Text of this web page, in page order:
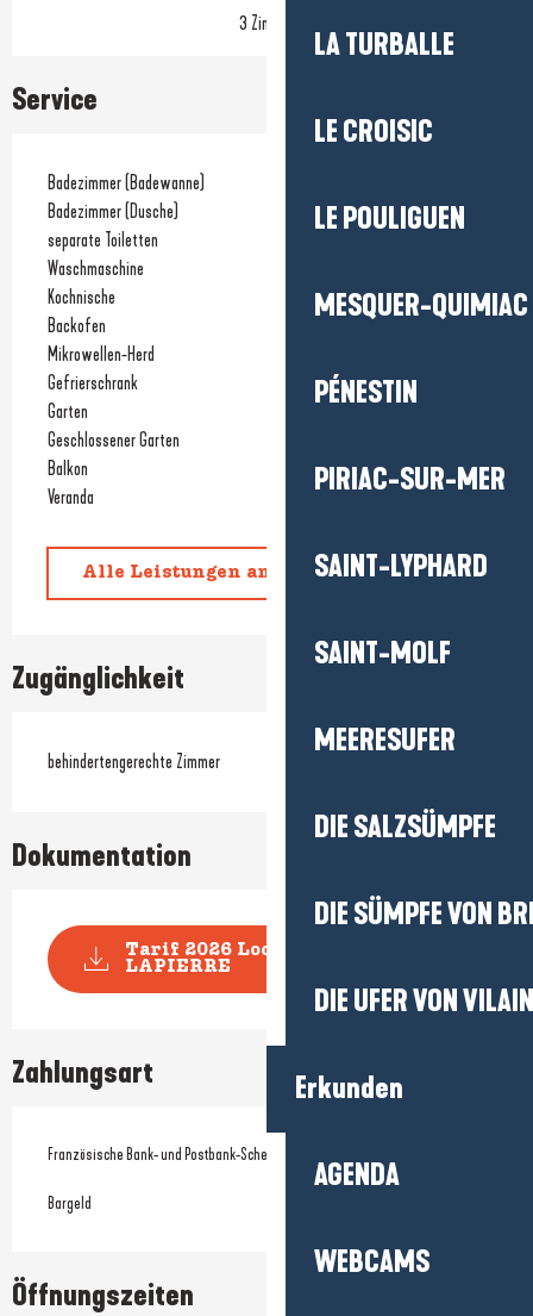
LA TURBALLE
LE CROISIC
LE POULIGUEN
MESQUER-QUIMIAC
PÉNESTIN
PIRIAC-SUR-MER
SAINT-LYPHARD
SAINT-MOLF
MEERESUFER
DIE SALZSÜMPFE
DIE SÜMPFE VON
DIE UFER VON
Erkunden
AGENDA
WEBCAMS
3 Zimmer
Service
Badezimmer (Badewanne)
Badezimmer (Dusche)
separate Toiletten
Waschmaschine
Kochnische
Backofen
Mikrowellen-Herd
Gefrierschrank
Garten
Geschlossener Garten
Balkon
Veranda
Alle Leistungen anzeigen
Zugänglichkeit
behindertengerechte Zimmer
Dokumentation
Tarif 2026 Location M.
LAPIERRE
Zahlungsart
Französische Bank- und Postbank-Schecks
Bargeld
Öffnungszeiten